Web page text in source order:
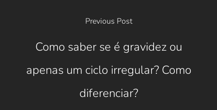
Previous Post
Como saber se é gravidez ou
apenas um ciclo irregular? Como
diferenciar?